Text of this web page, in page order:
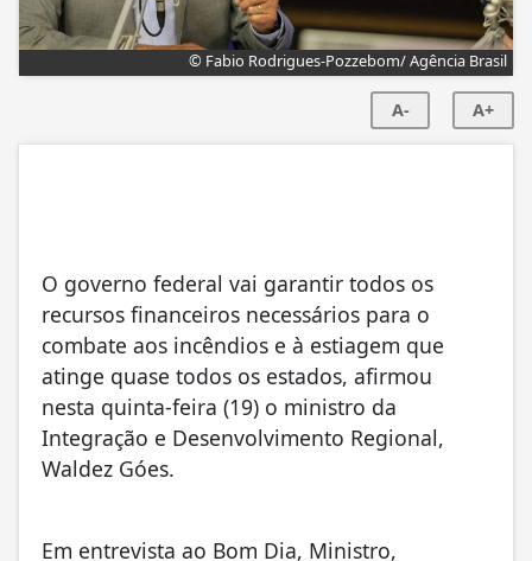
© Fabio Rodrigues-Pozzebom/ Agência Brasil
A- A+
O governo federal vai garantir todos os
recursos financeiros necessários para o
combate aos incêndios e à estiagem que
atinge quase todos os estados, afirmou
nesta quinta-feira (19) o ministro da
Integração e Desenvolvimento Regional,
Waldez Góes.
Em entrevista ao Bom Dia, Ministro,